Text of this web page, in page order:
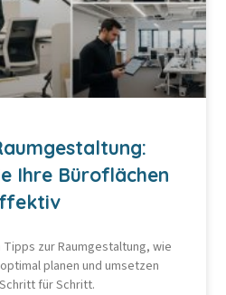
Ihre Büroflächen
zur Raumgestaltung, wie
planen und umsetzen
für Schritt.